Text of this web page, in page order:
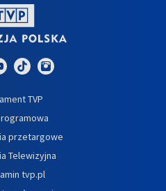
TVP
przetargowe
Telewizyjna
tvp.pl